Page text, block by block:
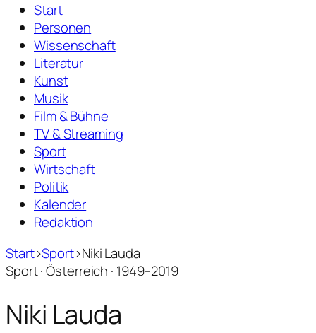
Start
Personen
Wissenschaft
Literatur
Kunst
Musik
Film & Bühne
TV & Streaming
Sport
Wirtschaft
Politik
Kalender
Redaktion
Start›Sport›Niki Lauda
Sport · Österreich · 1949–2019
Niki Lauda